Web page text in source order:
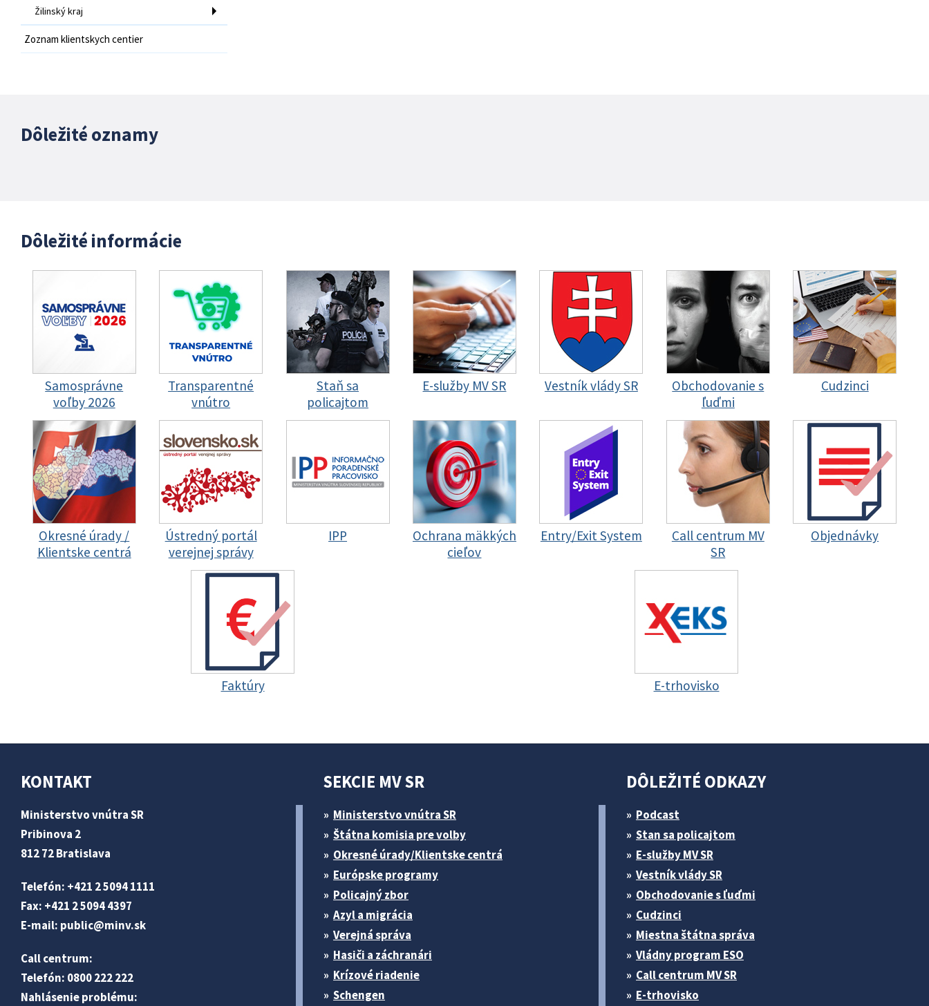
Žilinský kraj
Zoznam klientskych centier
Dôležité oznamy
Dôležité informácie
Samosprávne
voľby 2026
Transparentné
vnútro
Staň sa
policajtom
E-služby MV SR Vestník vlády SR
Obchodovanie s
ľuďmi
Cudzinci
Okresné úrady /
Klientske centrá
Ústredný portál
verejnej správy
IPP
Ochrana mäkkých
cieľov
Entry/Exit System
Call centrum MV
SR
Objednávky
Faktúry E-trhovisko
KONTAKT
Ministerstvo vnútra SR
Pribinova 2
812 72 Bratislava
Telefón: +421 2 5094 1111
Fax: +421 2 5094 4397
E-mail: public@minv.sk
Call centrum:
Telefón: 0800 222 222
Nahlásenie problému:
SEKCIE MV SR
Ministerstvo vnútra SR
Štátna komisia pre volby
Okresné úrady/Klientske centrá
Európske programy
Policajný zbor
Azyl a migrácia
Verejná správa
Hasiči a záchranári
Krízové riadenie
Schengen
DÔLEŽITÉ ODKAZY
Podcast
Stan sa policajtom
E-služby MV SR
Vestník vlády SR
Obchodovanie s ľuďmi
Cudzinci
Miestna štátna správa
Vládny program ESO
Call centrum MV SR
E-trhovisko